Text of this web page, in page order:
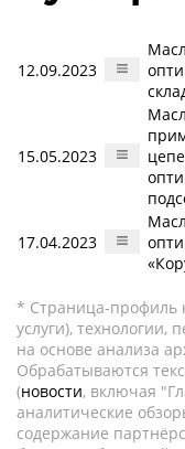
12.09.2023
15.05.2023
17.04.2023
* Страница-профиль
услуги), технологии,
на основе анализа
Обрабатываются
(новости, включая
аналитические
содержание